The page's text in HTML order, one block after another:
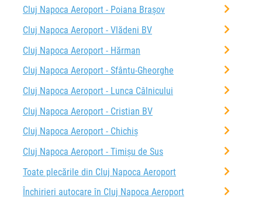
Cluj Napoca Aeroport - Poiana Brașov
Cluj Napoca Aeroport - Vlădeni BV
Cluj Napoca Aeroport - Hărman
Cluj Napoca Aeroport - Sfântu-Gheorghe
Cluj Napoca Aeroport - Lunca Câlnicului
Cluj Napoca Aeroport - Cristian BV
Cluj Napoca Aeroport - Chichiș
Cluj Napoca Aeroport - Timișu de Sus
Toate plecările din Cluj Napoca Aeroport
Închirieri autocare în Cluj Napoca Aeroport